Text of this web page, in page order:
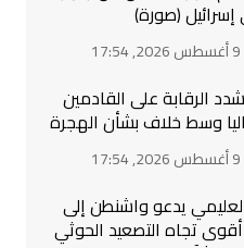
إسرائيل (صورة)
الرقابة على القادمين
وسط خلاف بشأن الهجرة
يدعو واشنطن إلى
تجاه التصعيد الحوثي